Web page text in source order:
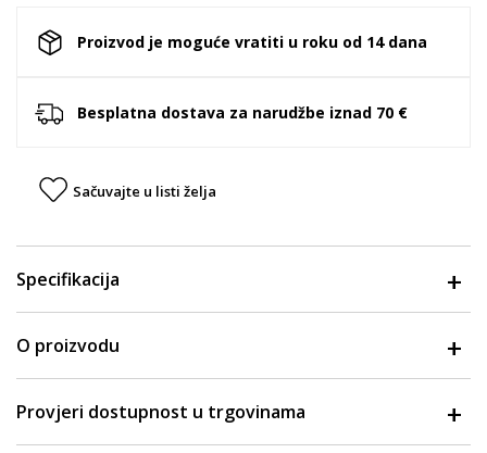
Proizvod je moguće vratiti u roku od 14 dana
Besplatna dostava za narudžbe iznad 70 €
Sačuvajte u listi želja
Specifikacija
O proizvodu
Provjeri dostupnost u trgovinama